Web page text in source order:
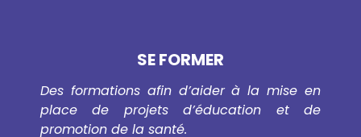
SE FORMER
Des formations afin d’aider à la mise en
place de projets d’éducation et de
promotion de la santé.